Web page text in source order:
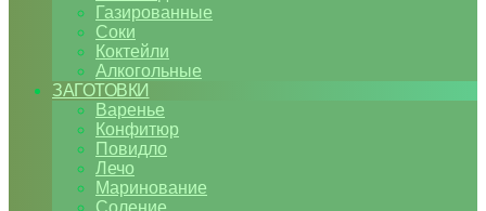
Газированные
Соки
Коктейли
Алкогольные
ЗАГОТОВКИ
Варенье
Конфитюр
Повидло
Лечо
Маринование
Соление